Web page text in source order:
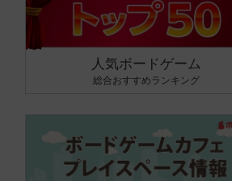
人気ボードゲーム
総合おすすめランキング